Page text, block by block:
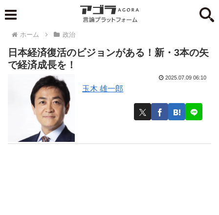
ホーム 政治
日本経済復活のビジョンがある！新・3本の矢
で経済成長を！
玉木 雄一郎
2025.07.09 06:10